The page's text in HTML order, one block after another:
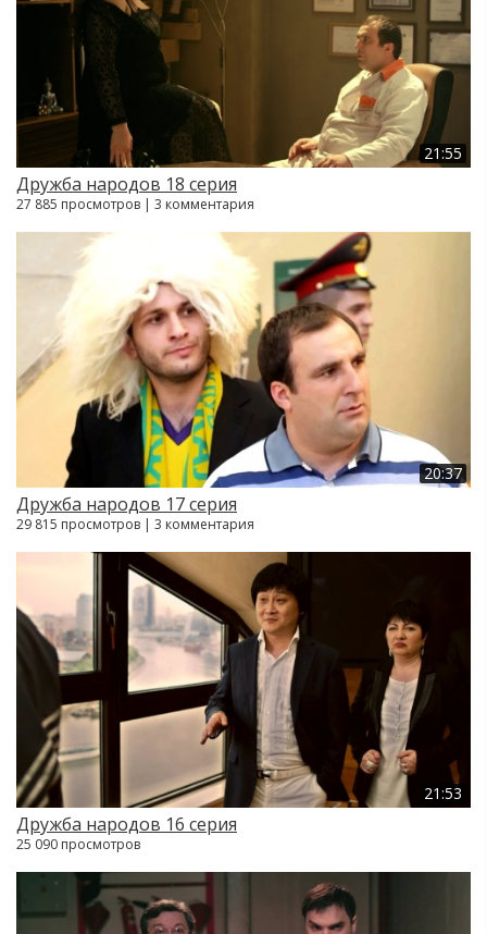
21:55
Дружба народов 18 серия
27 885 просмотров | 3 комментария
20:37
Дружба народов 17 серия
29 815 просмотров | 3 комментария
21:53
Дружба народов 16 серия
25 090 просмотров